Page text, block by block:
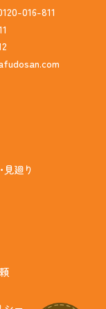
016-811
見廻り